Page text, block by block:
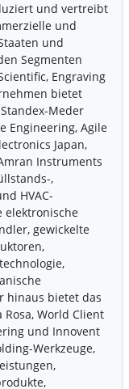
und vertreibt
und
und
Segmenten
Engraving
bietet
Meder
Engineering, Agile
Japan,
Instruments
,
HVAC-
elektronische
gewickelte
hinaus bietet das
World Client
und Innovent
Werkzeuge,